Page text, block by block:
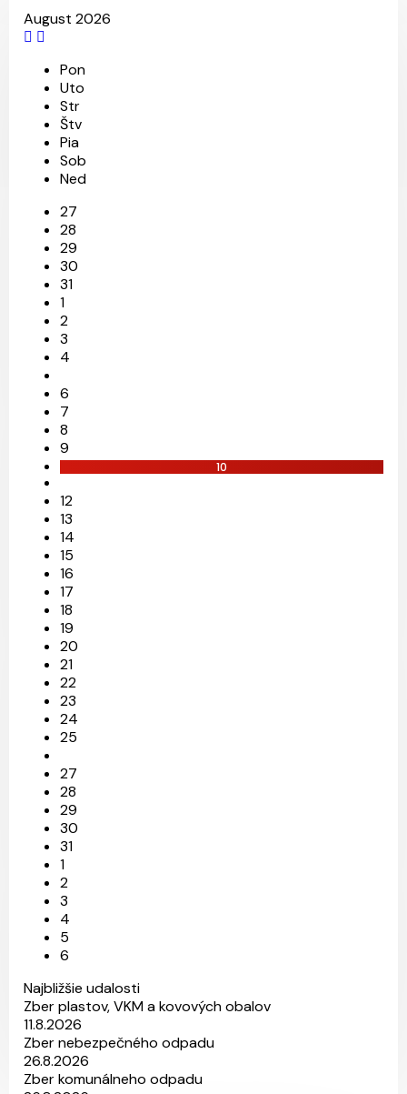
August 2026
Pon
Uto
Str
Štv
Pia
Sob
Ned
27
28
29
30
31
1
2
3
4
6
7
8
9
10
12
13
14
15
16
17
18
19
20
21
22
23
24
25
27
28
29
30
31
1
2
3
4
5
6
Najbližšie udalosti
Zber plastov, VKM a kovových obalov
11.8.2026
Zber nebezpečného odpadu
26.8.2026
Zber komunálneho odpadu